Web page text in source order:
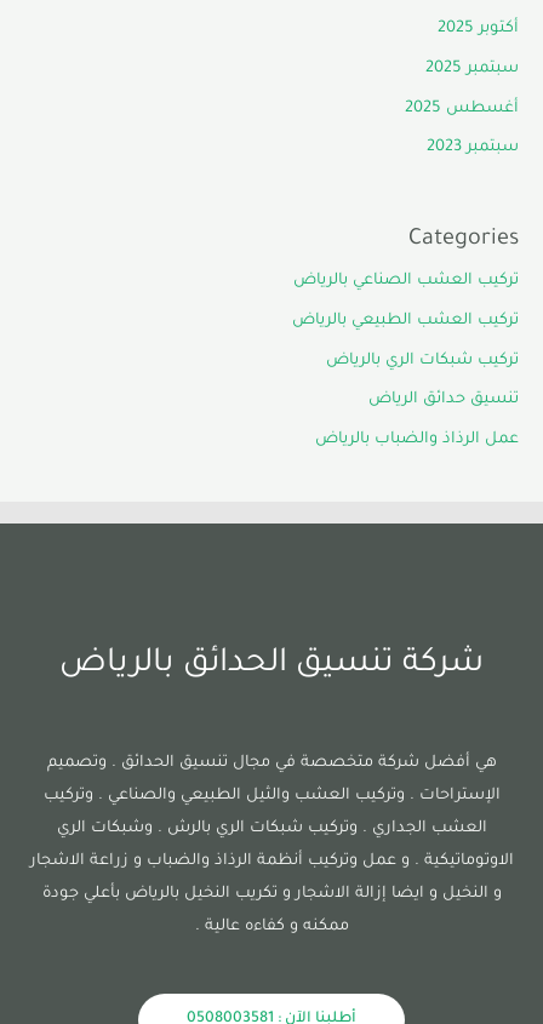
أكتوبر 2025
سبتمبر 2025
أغسطس 2025
سبتمبر 2023
Categories
تركيب العشب الصناعي بالرياض
تركيب العشب الطبيعي بالرياض
تركيب شبكات الري بالرياض
تنسيق حدائق الرياض
عمل الرذاذ والضباب بالرياض
شركة تنسيق الحدائق بالرياض
هي أفضل شركة متخصصة في مجال تنسيق الحدائق . وتصميم
الإستراحات . وتركيب العشب والثيل الطبيعي والصناعي . وتركيب
العشب الجداري . وتركيب شبكات الري بالرش . وشبكات الري
الاوتوماتيكية . و عمل وتركيب أنظمة الرذاذ والضباب و زراعة الاشجار
و النخيل و ايضا إزالة الاشجار و تكريب النخيل بالرياض بأعلي جودة
ممكنه و كفاءه عالية .
أطلبنا الآن : 0508003581